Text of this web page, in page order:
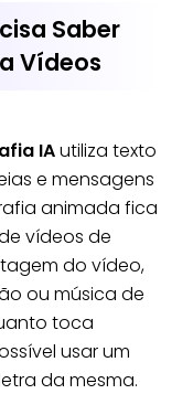
Saber
Vídeos
IAutiliza texto
e mensagens
animada fica
vídeos de
do vídeo,
ou música de
toca
usar um
da mesma.